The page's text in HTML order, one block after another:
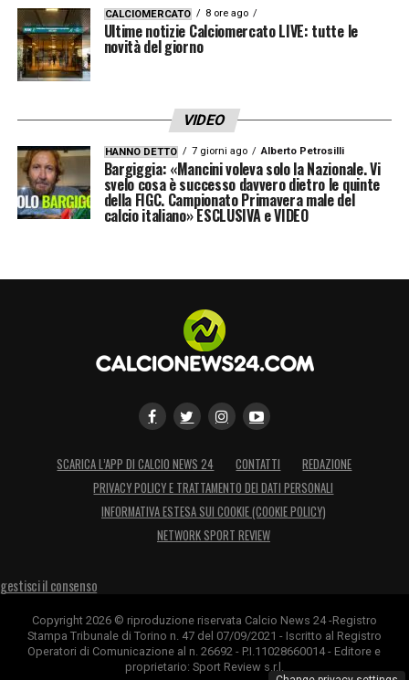
arriverà come“conseguenza naturale”
quando i tempi saranno maturi, permettendo
a Esposito di concentrarsi solo sul campo e
LA PLAYLIST DELLE NOSTRE TOP NEWS
CALCIOMERCATO 8 ore ago
Ultime notizie Calciomercato LIVE: tutte le
novità del giorno
VIDEO
HANNO DETTO 7 giorni ago Alberto Petrosilli
Bargiggia: «Mancini voleva solo la Nazionale. Vi
svelo cosa è successo davvero dietro le quinte
della FIGC. Campionato Primavera male del
calcio italiano» ESCLUSIVA e VIDEO
SCARICA L’APP DI CALCIO NEWS 24 CONTATTI
REDAZIONE
PRIVACY POLICY E TRATTAMENTO DEI DATI PERSONALI
INFORMATIVA ESTESA SUI COOKIE (COOKIE POLICY)
NETWORK SPORT REVIEW
gestisci il consenso
Copyright 2026 © riproduzione riservata Calcio News 24 -Registro
Stampa Tribunale di Torino n. 47 del 07/09/2021 - Iscritto al Registro
Operatori di Comunicazione al n. 26692 - P.I.11028660014 - Editore e
proprietario: Sport Review s.r.l.